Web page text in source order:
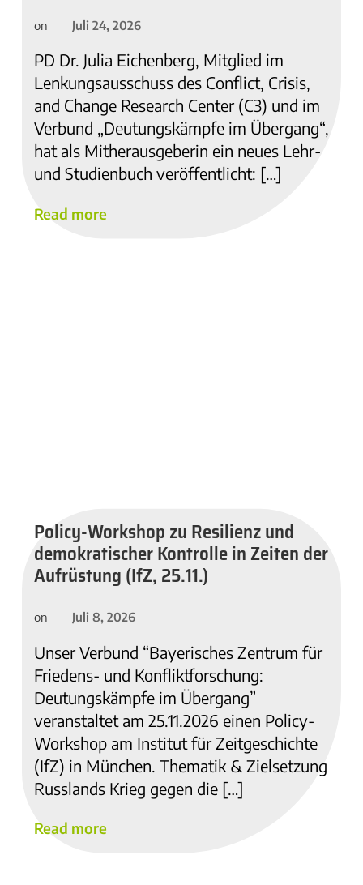
on Juli 24, 2026
PD Dr. Julia Eichenberg, Mitglied im
Lenkungsausschuss des Conflict, Crisis,
and Change Research Center (C3) und im
Verbund „Deutungskämpfe im Übergang“,
hat als Mitherausgeberin ein neues Lehr-
und Studienbuch veröffentlicht: […]
Read more
Policy-Workshop zu Resilienz und
demokratischer Kontrolle in Zeiten der
Aufrüstung (IfZ, 25.11.)
on Juli 8, 2026
Unser Verbund “Bayerisches Zentrum für
Friedens- und Konfliktforschung:
Deutungskämpfe im Übergang”
veranstaltet am 25.11.2026 einen Policy-
Workshop am Institut für Zeitgeschichte
(IfZ) in München. Thematik & Zielsetzung
Russlands Krieg gegen die […]
Read more